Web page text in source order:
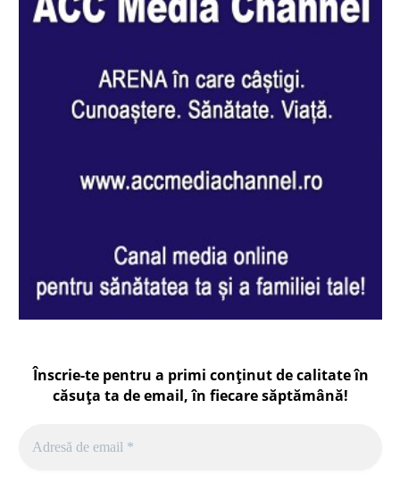
Înscrie-te pentru a primi conținut de calitate în
căsuța ta de email, în fiecaresăptămână!